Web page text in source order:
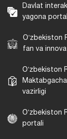
Davlat
yagona
Oʻzbekiston
fan va
Oʻzbekiston
vazirligi
Oʻzbekiston
portali